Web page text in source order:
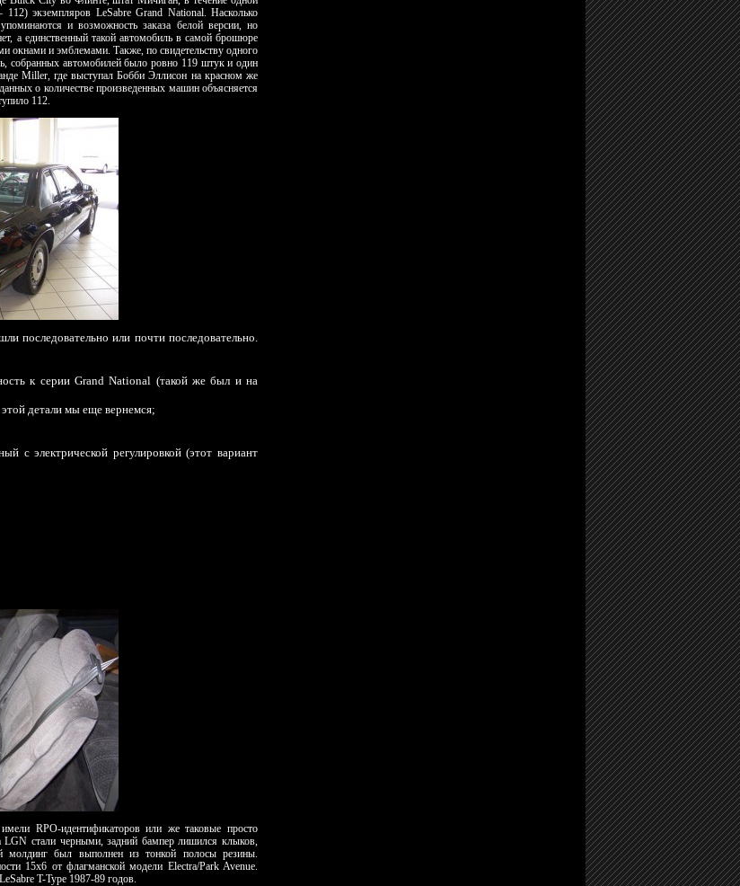
экземпляров LeSabre Grand National. Насколько
и возможность заказа белой версии, но
а единственный такой автомобиль в самой брошюре
окнами и эмблемами. Также, по свидетельству одного
собранных автомобилей было ровно 119 штук и один
Miller, где выступал Бобби Эллисон на красном же
о количестве произведенных машин объясняется
112.
последовательно или почти последовательно.
к серии Grand National (такой же был и на
детали мы еще вернемся;
с электрической регулировкой (этот вариант
RPO-идентификаторов или же таковые просто
LGN стали черными, задний бампер лишился клыков,
молдинг был выполнен из тонкой полосы резины.
15х6 от флагманской модели Electra/Park Avenue.
T-Type 1987-89 годов.